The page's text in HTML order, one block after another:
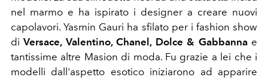
nel marmo e ha ispirato i designer a creare nuovi
capolavori. Yasmin Gauri ha sfilato per i fashion show
diVersace, Valentino, Chanel, Dolce & Gabbanna e
tantissime altre Masion di moda. Fu grazie a lei che i
modelli dall'aspetto esotico iniziarono ad apparire